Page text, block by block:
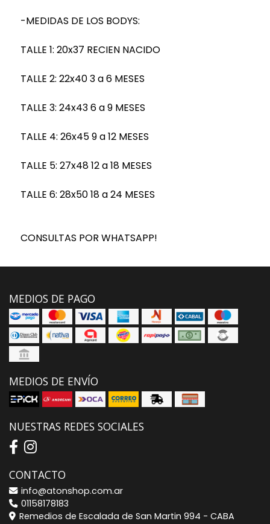
-MEDIDAS DE LOS BODYS:
TALLE 1: 20x37 RECIEN NACIDO
TALLE 2: 22x40 3 a 6 MESES
TALLE 3: 24x43 6 a 9 MESES
TALLE 4: 26x45 9 a 12 MESES
TALLE 5: 27x48 12 a 18 MESES
TALLE 6: 28x50 18 a 24 MESES
CONSULTAS POR WHATSAPP!
MEDIOS DE PAGO
MEDIOS DE ENVÍO
NUESTRAS REDES SOCIALES
CONTACTO
info@atonshop.com.ar
01158178183
Remedios de Escalada de San Martin 994 - CABA